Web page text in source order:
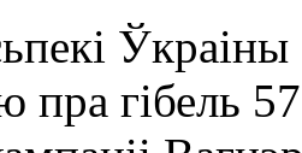
Ўкраіны
пра гібель